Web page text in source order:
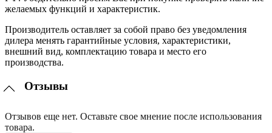
желаемых функций и характеристик.
Производитель оставляет за собой право без уведомления
дилера менять гарантийные условия, характеристики,
внешний вид, комплектацию товара и место его
производства.
Отзывы
Отзывов еще нет. Оставьте свое мнение после использования
товара.